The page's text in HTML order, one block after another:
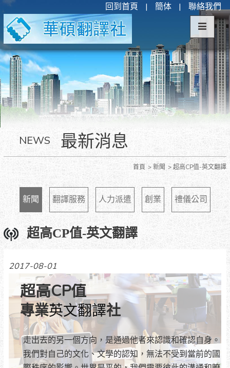
回到首頁 | 簡体 | 聯絡我們
NEWS 最新消息
首頁 新聞 超高CP值-英文翻譯
新聞 翻譯服務 人力派遣 創業 禮儀公司
超高CP值-英文翻譯
2017-08-01
超高CP值
專業英文翻譯社
走出去的另一個方向，是通過他者來認識和確認自身。
我們對自己的文化、文學的認知，無法不受到當前的國